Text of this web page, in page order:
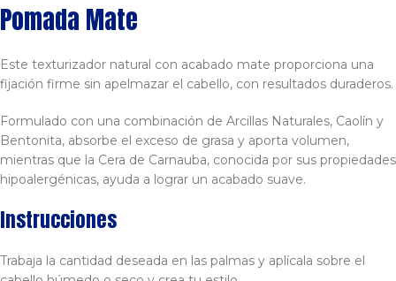
Pomada Mate
Este texturizador natural con acabado mate proporciona una
fijación firme sin apelmazar el cabello, con resultados duraderos.
Formulado con una combinación de Arcillas Naturales, Caolín y
Bentonita, absorbe el exceso de grasa y aporta volumen,
mientras que la Cera de Carnauba, conocida por sus propiedades
hipoalergénicas, ayuda a lograr un acabado suave.
Instrucciones
Trabaja la cantidad deseada en las palmas y aplícala sobre el